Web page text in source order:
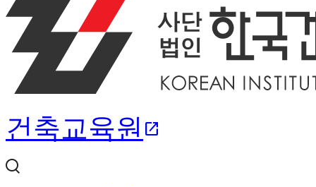
건축교육원 open_in_new